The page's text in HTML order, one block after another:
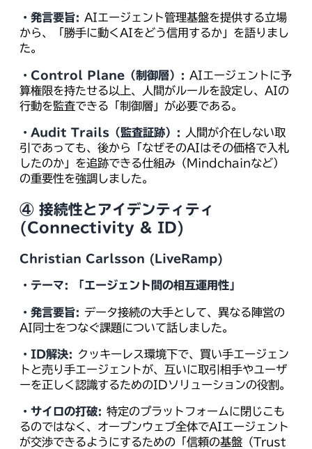
・発言要旨: AIエージェント管理基盤を提供する立場
から、「勝手に動くAIをどう信用するか」を語りまし
た。
・Control Plane（制御層）: AIエージェントに予
算権限を持たせる以上、人間がルールを設定し、AIの
行動を監査できる「制御層」が必要である。
・Audit Trails（監査証跡）:
人間が介在しない取
引であっても、後から「なぜそのAIはその価格で入札
したのか」を追跡できる仕組み（Mindchainなど）
の重要性を強調しました。
④ 接続性とアイデンティティ
(Connectivity & ID)
Christian Carlsson (LiveRamp)
・テーマ: 「エージェント間の相互運用性」
・発言要旨: データ接続の大手として、異なる陣営の
AI同士をつなぐ課題について話しました。
・ID解決:
クッキーレス環境下で、買い手エージェン
トと売り手エージェントが、互いに取引相手やユーザ
ーを正しく認識するためのIDソリューションの役割。
・サイロの打破: 特定のプラットフォームに閉じこも
るのではなく、オープンウェブ全体でAIエージェント
が交渉できるようにするための「信頼の基盤（Trust